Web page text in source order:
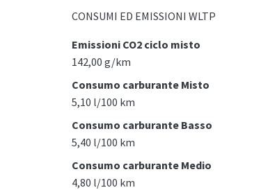
CONSUMI ED EMISSIONI WLTP
Emissioni CO2 ciclo misto
142,00 g/km
Consumo carburante Misto
5,10 l/100 km
Consumo carburante Basso
5,40 l/100 km
Consumo carburante Medio
4,80 l/100 km